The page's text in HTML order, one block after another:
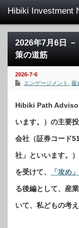
2026年7月6日
策の道筋
2026-7-6
エンゲージメント
藤
Hibiki Path
います。）の主要
会社（証券コード
社」といいます。
を受けて、 「攻め
る後編として、産
いて、私どもの考